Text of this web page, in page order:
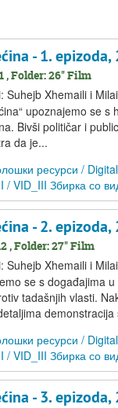
- 1. epizoda,
Folder: 26'' Film
Xhemaili i
upoznajemo se
Bivši političar i
da je...
ресурси /
/ VID_III Збирка со
- 2. epizoda,
, Folder: 27'' Film
Xhemaili i
se s
tadašnjih vlasti.
ресурси /
/ VID_III Збирка со
- 3. epizoda,